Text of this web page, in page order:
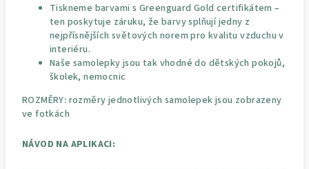
Tiskneme barvami s Greenguard Gold certifikátem –
ten poskytuje záruku, že barvy splňují jedny z
nejpřísnějších světových norem pro kvalitu vzduchu v
interiéru.
Naše samolepky jsou tak vhodné do dětských pokojů,
školek, nemocnic
ROZMĚRY: rozměry jednotlivých samolepek jsou zobrazeny
ve fotkách
NÁVOD NA APLIKACI: